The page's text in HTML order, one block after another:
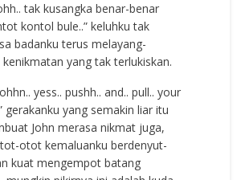
tak kusangka benar-benar
kontol bule..” keluhku tak
badanku terus melayang-
yang tak terlukiskan.
yess.. pushh.. and.. pull.. your
gerakanku yang semakin liar itu
John merasa nikmat juga,
otot kemaluanku berdenyut-
kuat mengempot batang